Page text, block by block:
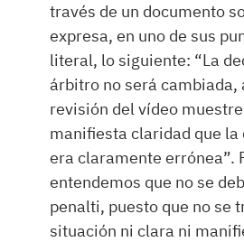
través de un documento
expresa, en uno de sus
literal, lo siguiente: “La
árbitro no será cambiada,
revisión del vídeo
manifiesta claridad que la
era claramente errónea”.
entendemos que no se
penalti, puesto que no se
situación ni clara ni